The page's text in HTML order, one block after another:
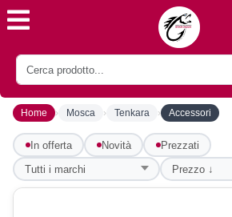
Home › Mosca › Tenkara › Accessori
In offerta Novità Prezzati